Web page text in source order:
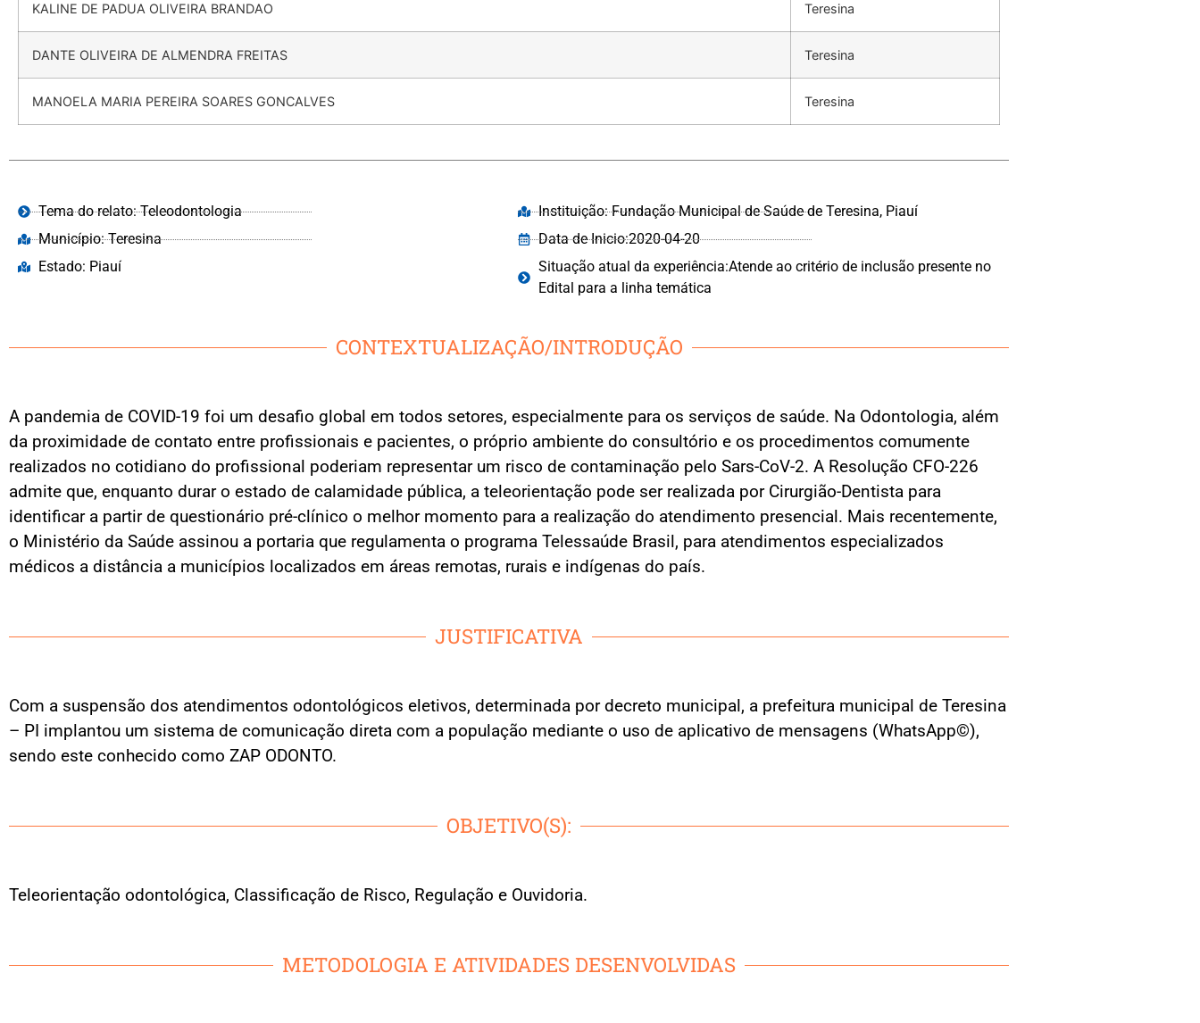
KALINE DE PADUA OLIVEIRA BRANDAO Teresina
DANTE OLIVEIRA DE ALMENDRA FREITAS Teresina
MANOELA MARIA PEREIRA SOARES GONCALVES Teresina
Tema do relato: Teleodontologia
Município: Teresina
Estado: Piauí
Instituição: Fundação Municipal de Saúde de Teresina, Piauí
Data de Inicio:2020-04-20
Situação atual da experiência:Atende ao critério de inclusão presente no
Edital para a linha temática
CONTEXTUALIZAÇÃO/INTRODUÇÃO
A pandemia de COVID-19 foi um desafio global em todos setores, especialmente para os serviços de saúde. Na Odontologia, além
da proximidade de contato entre profissionais e pacientes, o próprio ambiente do consultório e os procedimentos comumente
realizados no cotidiano do profissional poderiam representar um risco de contaminação pelo Sars-CoV-2. A Resolução CFO-226
admite que, enquanto durar o estado de calamidade pública, a teleorientação pode ser realizada por Cirurgião-Dentista para
identificar a partir de questionário pré-clínico o melhor momento para a realização do atendimento presencial. Mais recentemente,
o Ministério da Saúde assinou a portaria que regulamenta o programa Telessaúde Brasil, para atendimentos especializados
médicos a distância a municípios localizados em áreas remotas, rurais e indígenas do país.
JUSTIFICATIVA
Com a suspensão dos atendimentos odontológicos eletivos, determinada por decreto municipal, a prefeitura municipal de Teresina
– PI implantou um sistema de comunicação direta com a população mediante o uso de aplicativo de mensagens (WhatsApp©️),
sendo este conhecido como ZAP ODONTO.
OBJETIVO(S):
Teleorientação odontológica, Classificação de Risco, Regulação e Ouvidoria.
METODOLOGIA E ATIVIDADES DESENVOLVIDAS